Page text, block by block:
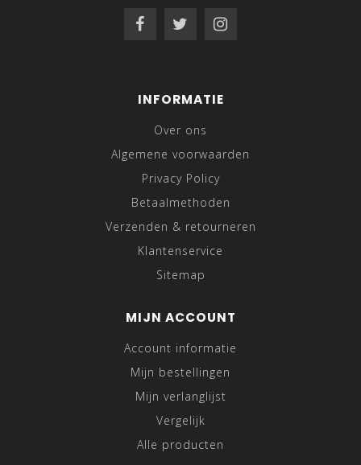
INFORMATIE
Over ons
Algemene voorwaarden
Privacy Policy
Betaalmethoden
Verzenden & retourneren
Klantenservice
Sitemap
MIJN ACCOUNT
Account informatie
Mijn bestellingen
Mijn verlanglijst
Vergelijk
Alle producten